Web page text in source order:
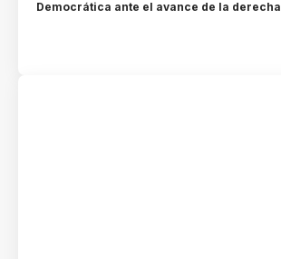
Democrática ante el avance de la derecha